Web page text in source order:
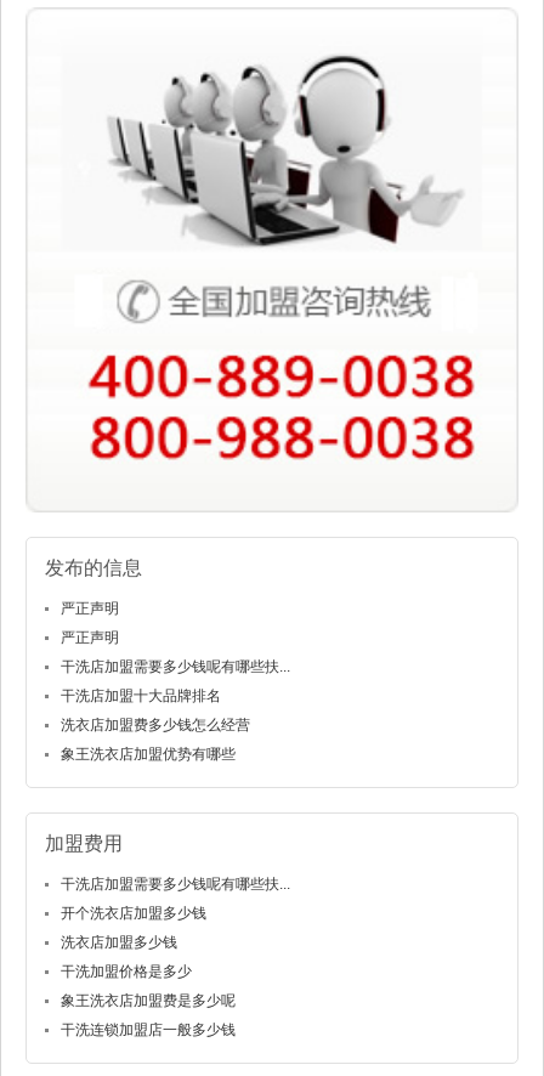
发布的信息
严正声明
严正声明
干洗店加盟需要多少钱呢有哪些扶...
干洗店加盟十大品牌排名
洗衣店加盟费多少钱怎么经营
象王洗衣店加盟优势有哪些
加盟费用
干洗店加盟需要多少钱呢有哪些扶...
开个洗衣店加盟多少钱
洗衣店加盟多少钱
干洗加盟价格是多少
象王洗衣店加盟费是多少呢
干洗连锁加盟店一般多少钱